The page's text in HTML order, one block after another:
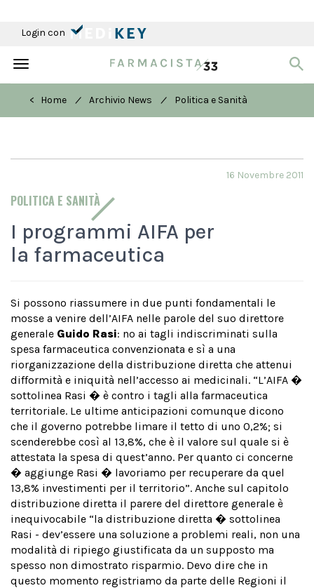
Login con
Toggle
< Home
/ Archivio News / Politica e Sanità
POLITICA E SANITÀ
16 Novembre 2011
I programmi AIFA per
la farmaceutica
Si possono riassumere in due punti fondamentali le
mosse a venire dell’AIFA nelle parole del suo direttore
generale Guido Rasi: no ai tagli indiscriminati sulla
spesa farmaceutica convenzionata e sì a una
riorganizzazione della distribuzione diretta che attenui
difformità e iniquità nell’accesso ai medicinali. “L’AIFA �
sottolinea Rasi � è contro i tagli alla farmaceutica
territoriale. Le ultime anticipazioni comunque dicono
che il governo potrebbe limare il tetto di uno 0,2%; si
scenderebbe così al 13,8%, che è il valore sul quale si è
attestata la spesa di quest’anno. Per quanto ci concerne
� aggiunge Rasi � lavoriamo per recuperare da quel
13,8% investimenti per il territorio”. Anche sul capitolo
distribuzione diretta il parere del direttore generale è
inequivocabile “la distribuzione diretta � sottolinea
Rasi - dev’essere una soluzione a problemi reali, non una
modalità di ripiego giustificata da un supposto ma
spesso non dimostrato risparmio. Devo dire che in
questo momento registriamo da parte delle Regioni il